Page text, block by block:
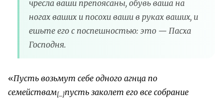
чресла ваши препоясаны, обувь ваша на
ногах ваших и посохи ваши в руках ваших, и
ешьте его с поспешностью: это — Пасха
Господня.
«Пусть возьмут себе одного агнца по
семействам[…]пусть заколет его все собрание